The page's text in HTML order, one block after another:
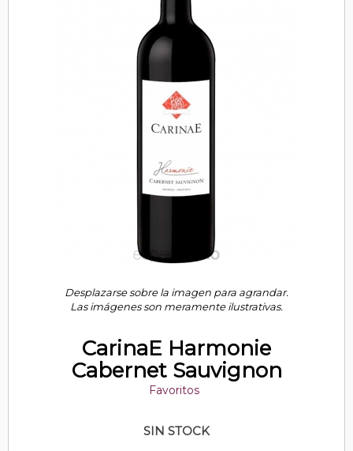
Desplazarse sobre la imagen para agrandar.
Las imágenes son meramente ilustrativas.
CarinaE Harmonie
Cabernet Sauvignon
Favoritos
SIN STOCK